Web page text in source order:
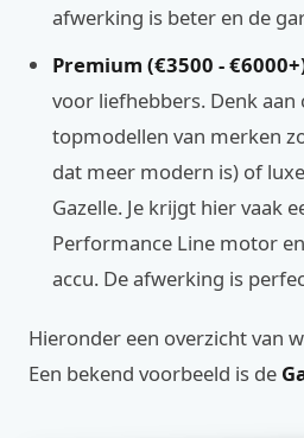
afwerking is beter en de
Premium (€3500 -
voor liefhebbers. Denk
topmodellen van merken
dat meer modern is) of
Gazelle. Je krijgt hier vaak
Performance Line motor
accu. De afwerking is
Hieronder een overzicht van
Een bekend voorbeeld is de